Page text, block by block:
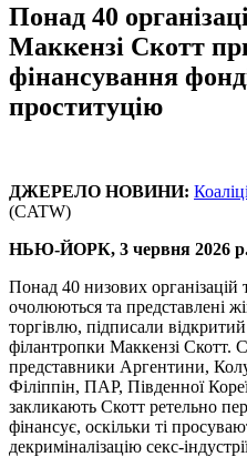
Понад 40
Маккензі Скотт
фінансування
проституцію
ДЖЕРЕЛО НОВИНИ:
(CATW)
НЬЮ-ЙОРК, 3 червня 2026
Понад 40 низових організацій
очолюються та представлені
торгівлю, підписали
філантропки Маккензі Скотт.
представники Аргентини,
Філіппін, ПАР, Південної
закликають Скотт ретельно
фінансує, оскільки ті
декриміналізацію секс-